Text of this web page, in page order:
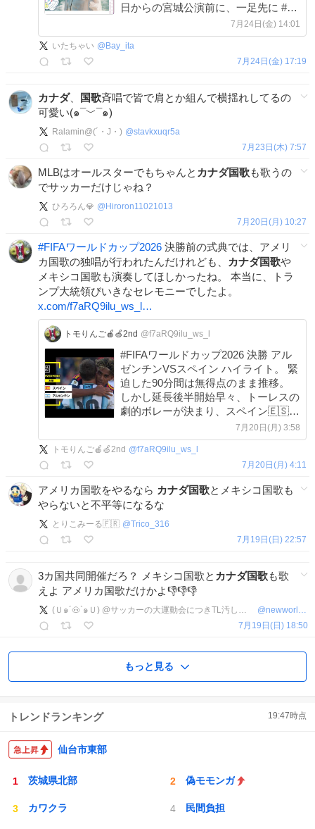
日からの宮城公演前に、一足先に #遠
藤さくら が松島をぶらりおさんぽ🍀
ぜひご覧ください🥰
7月24日(金) 14:01
いたちゃい @ Bay_ita
7月24日(金) 17:19
カナダ、 国歌斉唱で皆で肩とか組んで横揺れしてるの
可愛い(๑¯﹀¯๑)
Ralamin@(´・J・) @stavkxuqr5a
7月23日(木) 7:57
MLBはオールスターでもちゃんと カナダ国歌も歌うの
でサッカーだけじゃね？
ひろろん💎 @ Hiroron11021013
7月20日(月) 10:27
#FIFAワールドカップ2026 決勝前の式典では、アメリ
カ国歌の独唱が行われたんだけれども、
カナダ国歌や
メキシコ国歌も演奏してほしかったね。 本当に、トラ
ンプ大統領びいきなセレモニーでしたよ。
x.com/f7aRQ9ilu_ws_l…
トモりんご🍎🍏2nd @f7aRQ9ilu_ws_l
#FIFAワールドカップ2026 決勝 アル
ゼンチンVSスペイン ハイライト。 緊
迫した90分間は無得点のまま推移。
しかし延長後半開始早々、トーレスの
劇的ボレーが決まり、スペイン🇪🇸
が、2回目の優勝に輝く！ アルゼンチ
ンのシュートを3本に抑えての栄冠と
なった。 youtu.be/3twjzNKlYWc?si…
7月20日(月) 3:58
トモりんご🍎🍏2nd @f7aRQ9ilu_ws_l
7月20日(月) 4:11
アメリカ国歌をやるなら カナダ国歌とメキシコ国歌も
やらないと不平等になるな
とりこみーる🇫🇷 @Trico_316
7月19日(日) 22:57
3カ国共同開催だろ？ メキシコ国歌と カナダ国歌も歌
えよ アメリカ国歌だけかよ👎👎👎
(Ｕ๑´🐽`๑Ｕ) @サッカーの大運動会につきTL汚し中、ミュート推奨！！ @newworldrain
7月19日(日) 18:50
もっと見る
トレンドランキング 19:47時点
仙台市東部
茨城県北部 偽モモンガ
カワクラ 民間負担